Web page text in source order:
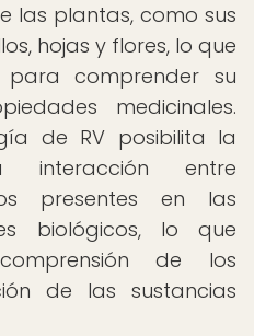
las plantas, como sus
hojas y flores, lo que
para comprender su
medicinales.
de RV posibilita la
entre
presentes en las
biológicos, lo que
de los
de las sustancias